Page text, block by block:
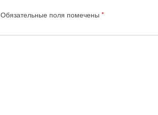
Обязательные поля помечены *